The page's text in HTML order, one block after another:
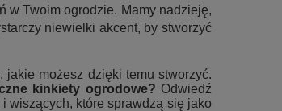
w Twoim ogrodzie. Mamy nadzieję,
niewielki akcent, by stworzyć
możesz dzięki temu stworzyć.
kinkiety ogrodowe? Odwiedź
wiszących, które sprawdzą się jako